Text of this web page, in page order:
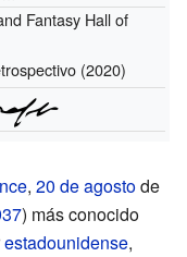
Fantasy Hall of
(2020)
, 20 de agostode
) más conocido
estadounidense,